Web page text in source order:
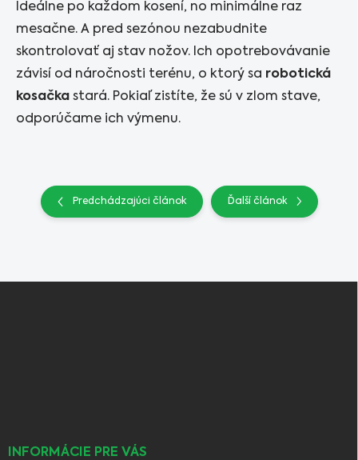
Ideálne po každom kosení, no minimálne raz
mesačne. A pred sezónou nezabudnite
skontrolovať aj stav nožov. Ich opotrebovávanie
závisí od náročnosti terénu, o ktorý sa robotická
kosačka stará. Pokiaľ zistíte, že sú v zlom stave,
odporúčame ich výmenu.
Predchádzajúci článok Ďalší článok
INFORMÁCIE PRE VÁS